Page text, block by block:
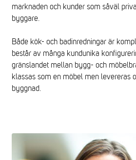
marknaden och kunder som såväl
byggare.
Både kök- och badinredningar är
består av många kundunika
gränslandet mellan bygg- och
klassas som en möbel men levereras
byggnad.